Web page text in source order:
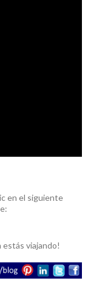
en el siguiente
estás viajando!